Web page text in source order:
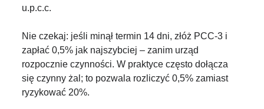
u.p.c.c.
Nie czekaj: jeśli minął termin 14 dni, złóż PCC-3 i
zapłać 0,5% jak najszybciej – zanim urząd
rozpocznie czynności. W praktyce często dołącza
się czynny żal; to pozwala rozliczyć 0,5% zamiast
ryzykować 20%.